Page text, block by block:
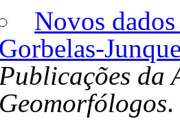
Novos
Gorbelas-
da
Geomorfólogos